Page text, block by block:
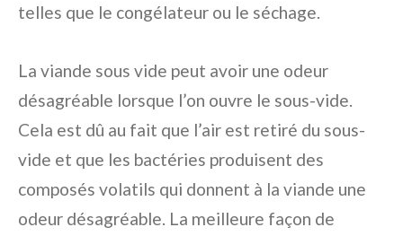
telles que le congélateur ou le séchage.
La viande sous vide peut avoir une odeur
désagréable lorsque l’on ouvre le sous-vide.
Cela est dû au fait que l’air est retiré du sous-
vide et que les bactéries produisent des
composés volatils qui donnent à la viande une
odeur désagréable. La meilleure façon de